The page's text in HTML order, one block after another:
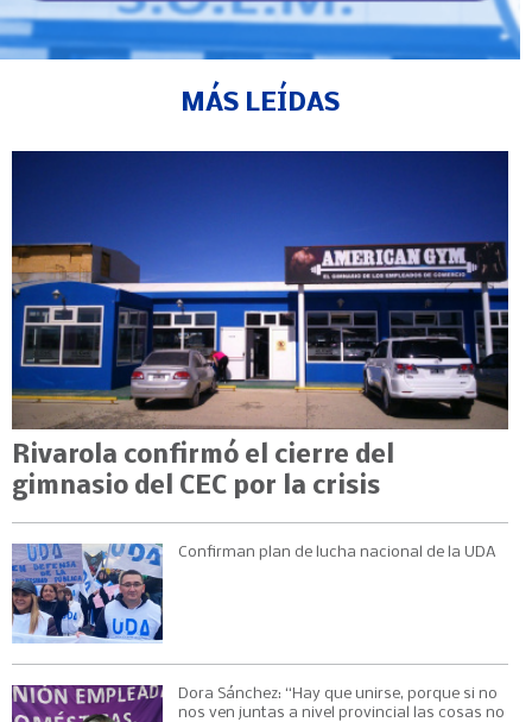
MÁS LEÍDAS
Rivarola confirmó el cierre del
gimnasio del CEC por la crisis
Confirman plan de lucha nacional de la UDA
Dora Sánchez: “Hay que unirse, porque si no
nos ven juntas a nivel provincial las cosas no